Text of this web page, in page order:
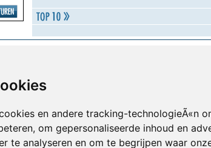
en andere tracking-technologieÃ«n
om gepersonaliseerde inhoud en
te analyseren en om te begrijpen waar